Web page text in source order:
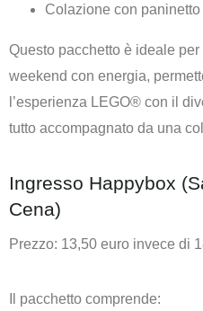
Colazione con
Questo pacchetto è ideale
weekend con energia,
l’esperienza LEGO® con il
tutto accompagnato da una
Ingresso Happybox
Cena)
Prezzo: 13,50 euro invece di
Il pacchetto comprende: